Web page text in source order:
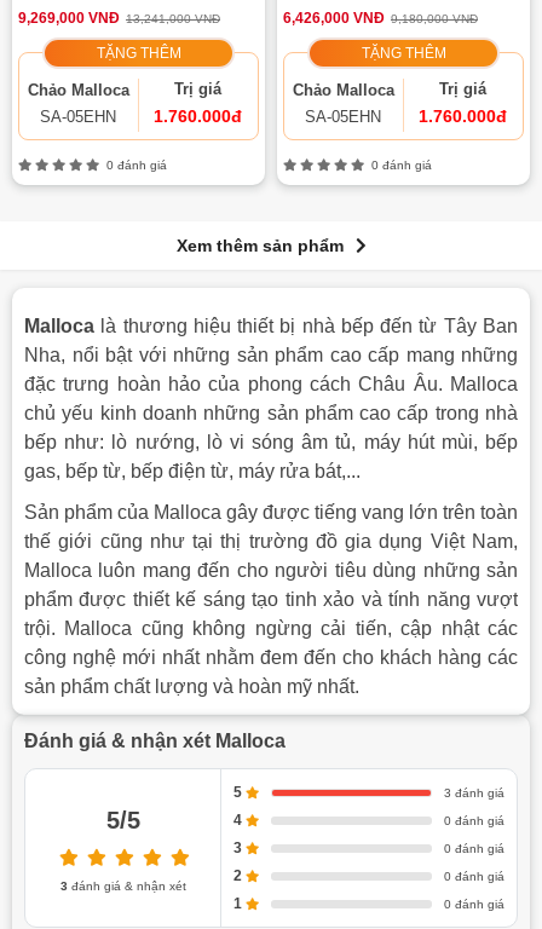
9,269,000 VNĐ 13,241,000 VNĐ
TẶNG THÊM
Chảo Malloca
SA-05EHN
Trị giá
1.760.000đ
0 đánh giá
6,426,000 VNĐ 9,180,000 VNĐ
TẶNG THÊM
Chảo Malloca
SA-05EHN
Trị giá
1.760.000đ
0 đánh giá
Xem thêm sản phẩm
Malloca là thương hiệu thiết bị nhà bếp đến từ Tây Ban
Nha, nổi bật với những sản phẩm cao cấp mang những
đặc trưng hoàn hảo của phong cách Châu Âu. Malloca
chủ yếu kinh doanh những sản phẩm cao cấp trong nhà
bếp như: lò nướng, lò vi sóng âm tủ, máy hút mùi, bếp
gas, bếp từ, bếp điện từ, máy rửa bát,...
Sản phẩm của Malloca gây được tiếng vang lớn trên toàn
thế giới cũng như tại thị trường đồ gia dụng Việt Nam,
Malloca luôn mang đến cho người tiêu dùng những sản
phẩm được thiết kế sáng tạo tinh xảo và tính năng vượt
trội. Malloca cũng không ngừng cải tiến, cập nhật các
công nghệ mới nhất nhằm đem đến cho khách hàng các
sản phẩm chất lượng và hoàn mỹ nhất.
Đánh giá & nhận xét Malloca
5/5
3 đánh giá & nhận xét
5 3 đánh giá
4 0 đánh giá
3 0 đánh giá
2 0 đánh giá
1 0 đánh giá